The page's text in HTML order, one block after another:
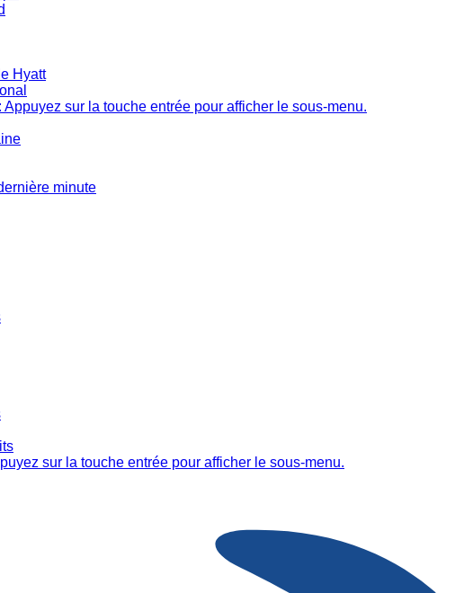
Hyatt
Appuyez sur la touche entrée pour afficher le sous-menu.
minute
sur la touche entrée pour afficher le sous-menu.